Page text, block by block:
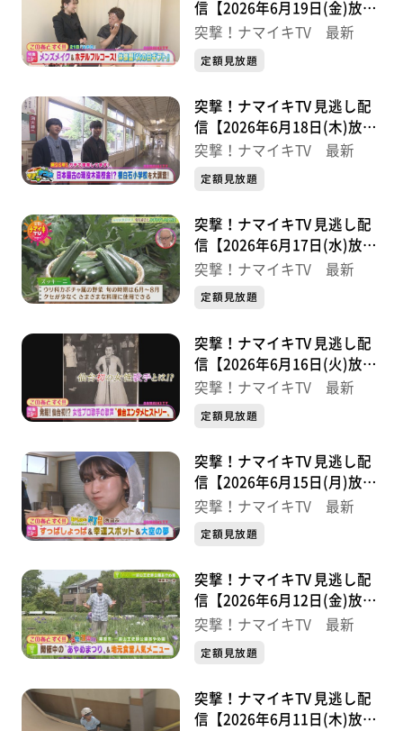
信【2026年6月19日(金)放送
分】
突撃！ナマイキTV 最新
定額見放題
突撃！ナマイキTV 見逃し配
信【2026年6月18日(木)放送
分】
突撃！ナマイキTV 最新
定額見放題
突撃！ナマイキTV 見逃し配
信【2026年6月17日(水)放送
分】
突撃！ナマイキTV 最新
定額見放題
突撃！ナマイキTV 見逃し配
信【2026年6月16日(火)放送
分】
突撃！ナマイキTV 最新
定額見放題
突撃！ナマイキTV 見逃し配
信【2026年6月15日(月)放送
分】
突撃！ナマイキTV 最新
定額見放題
突撃！ナマイキTV 見逃し配
信【2026年6月12日(金)放送
分】
突撃！ナマイキTV 最新
定額見放題
突撃！ナマイキTV 見逃し配
信【2026年6月11日(木)放送